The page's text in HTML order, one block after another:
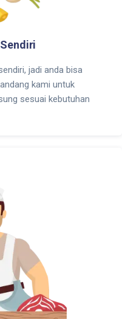
jadi anda bisa
kami untuk
sesuai kebutuhan